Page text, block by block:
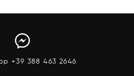
+39 388 463 2646